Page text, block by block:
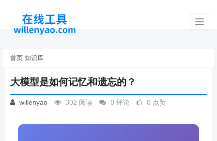
首页 知识库
大模型是如何记忆和遗忘的？
willenyao 302 阅读 0 评论 0 点赞